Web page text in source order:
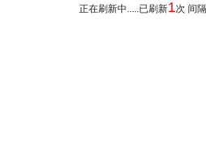
正在刷新中.....已刷新1次 间